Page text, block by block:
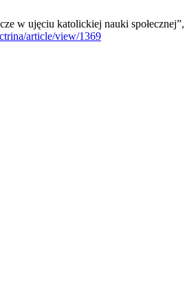
w ujęciu katolickiej nauki społecznej”,
article/view/1369